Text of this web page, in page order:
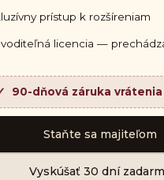
prístup k rozšíreniam
licencia —
90-dňová záruka
Staňte sa majiteľom
Vyskúšať 30 dní